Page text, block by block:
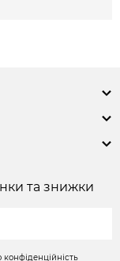
та знижки